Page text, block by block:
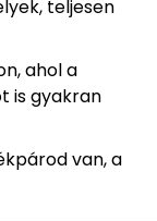
teljesen
ahol a
is gyakran
van, a